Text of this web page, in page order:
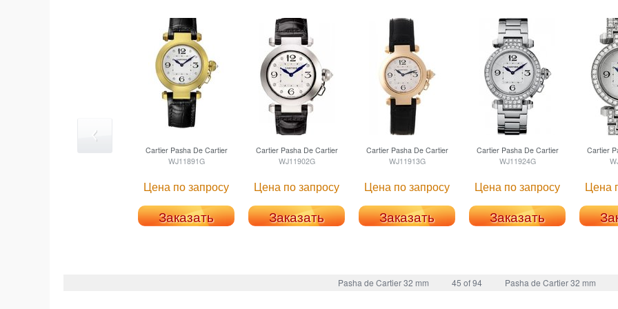
CartierPasha De Cartier
WJ11891G
Цена по запросу
Заказать
CartierPasha De Cartier
WJ11902G
Цена по запросу
Заказать
CartierPasha De Cartier
WJ11913G
Цена по запросу
Заказать
CartierPasha De Cartier
WJ11924G
Цена по запросу
Заказать
Cartier
Цена
Pasha de Cartier 32 mm 45 of 94 Pasha de Cartier 32 mm